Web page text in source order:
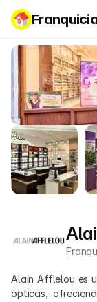
Alain Afflelou es
ópticas,